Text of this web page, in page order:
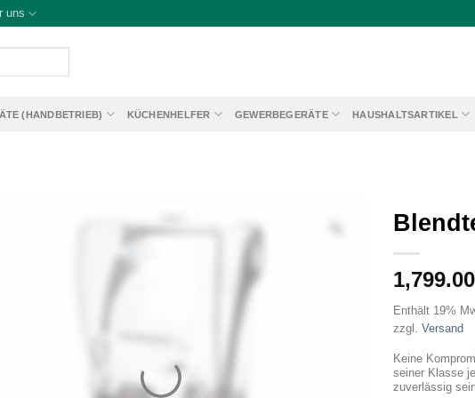
uns
(HANDBETRIEB) KÜCHENHELFER GEWERBEGERÄTE HAUSHALTSARTIKEL
1,799.00
Enthält 19%
zzgl. Versand
Keine
seiner Klasse
zuverlässig